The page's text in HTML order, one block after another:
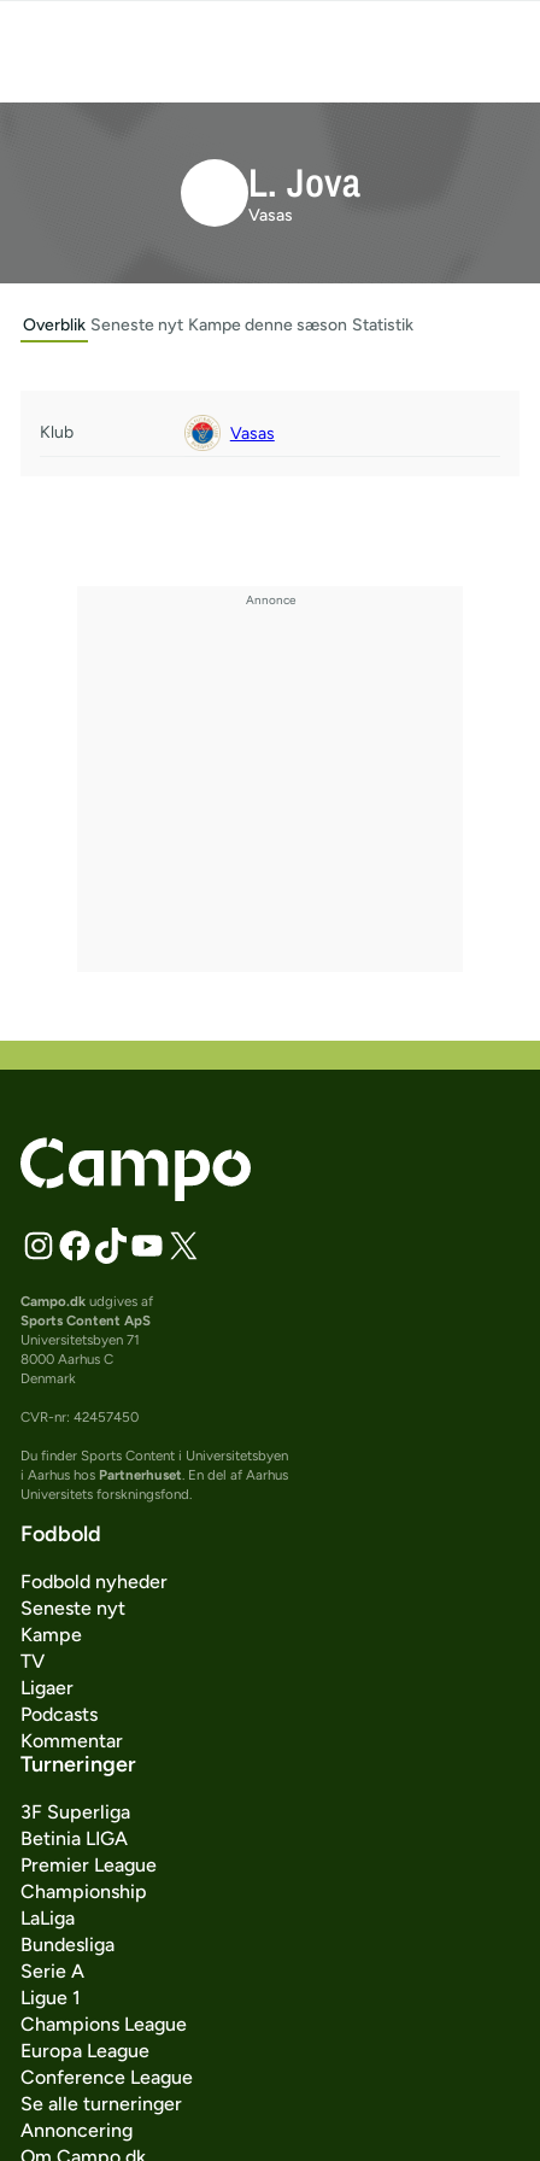
L. Jova
Vasas
Overblik Seneste nyt Kampe denne sæson Statistik
Klub Vasas
Campo.dkudgives af
Sports Content ApS
Universitetsbyen 71
8000 Aarhus C
Denmark
CVR-nr: 42457450
Du finder Sports Content i Universitetsbyen
i Aarhus hos Partnerhuset. En del af Aarhus
Universitets forskningsfond.
Fodbold
Fodbold nyheder
Seneste nyt
Kampe
TV
Ligaer
Podcasts
Kommentar
Turneringer
3F Superliga
Betinia LIGA
Premier League
Championship
LaLiga
Bundesliga
Serie A
Ligue 1
Champions League
Europa League
Conference League
Se alle turneringer
Annoncering